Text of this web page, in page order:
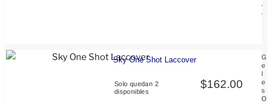
.
.
Sky One Shot Laccover
Solo quedan 2
disponibles
$162.00
G
e
l
e
s
O